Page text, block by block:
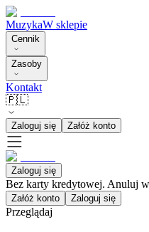
MuzykaW sklepie
Cennik
Zasoby
Kontakt
🇵🇱
Zaloguj się Załóż konto
Zaloguj się
Bez karty kredytowej. Anuluj
Załóż konto Zaloguj się
Przeglądaj